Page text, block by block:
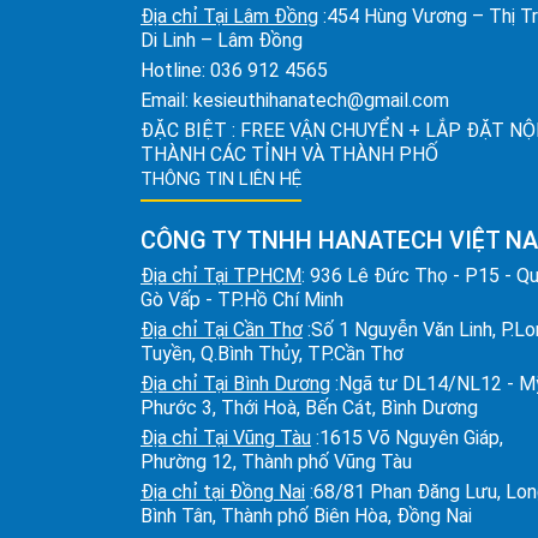
Địa chỉ Tại Lâm Đồng :454 Hùng Vương – Thị
Di Linh – Lâm Đồng
Hotline: 036 912 4565
Email: kesieuthihanatech@gmail.com
ĐẶC BIỆT : FREE VẬN CHUYỂN + LẮP ĐẶT
THÀNH CÁC TỈNH VÀ THÀNH PHỐ
THÔNG TIN LIÊN HỆ
CÔNG TY TNHH HANATECH VIỆT
Địa chỉ Tại TPHCM: 936 Lê Đức Thọ - P15 -
Gò Vấp - TP.Hồ Chí Minh
Địa chỉ Tại Cần Thơ :Số 1 Nguyễn Văn Linh,
Tuyền, Q.Bình Thủy, TP.Cần Thơ
Địa chỉ Tại Bình Dương :Ngã tư DL14/NL12 -
Phước 3, Thới Hoà, Bến Cát, Bình Dương
Địa chỉ Tại Vũng Tàu :1615 Võ Nguyên Giáp,
Phường 12, Thành phố Vũng Tàu
Địa chỉ tại Đồng Nai :68/81 Phan Đăng Lưu,
Bình Tân, Thành phố Biên Hòa, Đồng Nai